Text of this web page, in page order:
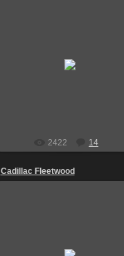
2422 14
Cadillac Fleetwood